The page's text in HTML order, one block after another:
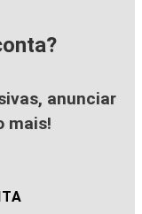
anunciar
mais!